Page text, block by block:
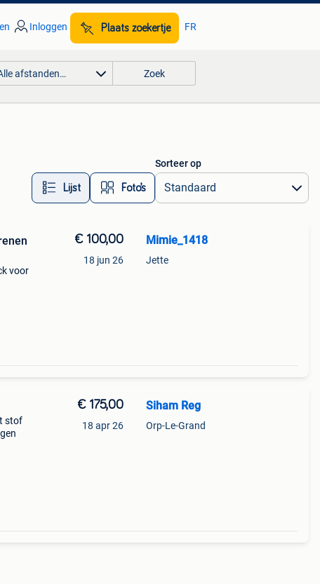
Inloggen Plaats zoekertje FR
afstanden… Zoek
Lijst Foto’s
Sorteer op
voor
€ 100,00
18 jun 26
Mimie_1418
Jette
stof
€ 175,00
18 apr 26
Siham Reg
Orp-Le-Grand